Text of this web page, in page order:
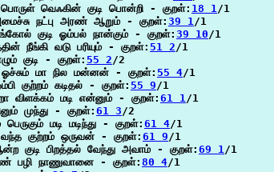
வெஃகின் குடி பொன்றி - குறள்: 18 1/1
நட்பு அரண் ஆறும் - குறள்: 39 1/1
குடி ஓம்பல் நான்கும் - குறள்: 39 10/1
நீங்கி வடு பரியும் - குறள்: 51 2/1
குடி - குறள்: 55 2/2
மா நில மன்னன் - குறள்: 55 4/1
குற்றம் கடிதல் - குறள்: 55 9/1
விளக்கம் மடி என்னும் - குறள்: 61 1/1
முந்து - குறள்:61 3/2
பெருகும் மடி மடிந்து - குறள்: 61 4/1
குற்றம் ஒருவன் - குறள்: 61 9/1
குடி பிறத்தல் வேந்து அவாம் - குறள்:69 1/1
பழி நாணுவானை - குறள்:80 4/1